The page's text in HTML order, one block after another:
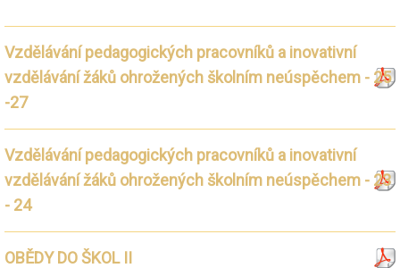
Vzdělávání pedagogických pracovníků a inovativní
vzdělávání žáků ohrožených školním neúspěchem - 25
-27
Vzdělávání pedagogických pracovníků a inovativní
vzdělávání žáků ohrožených školním neúspěchem - 23
- 24
OBĚDY DO ŠKOL II